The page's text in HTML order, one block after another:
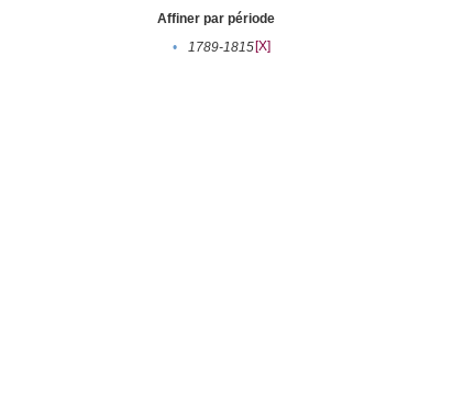
Affiner par période
•
1789-1815[X]